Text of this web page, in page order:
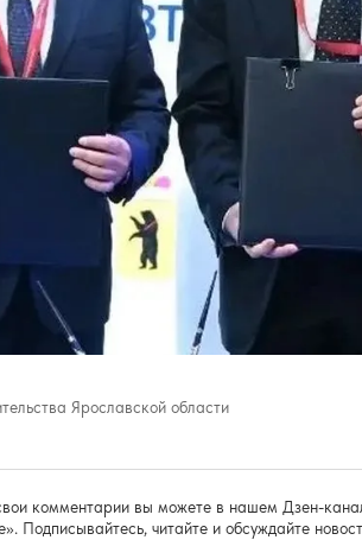
Ярославской области
комментарии вы можете в нашем Дзен-
Подписывайтесь, читайте и обсуждайте